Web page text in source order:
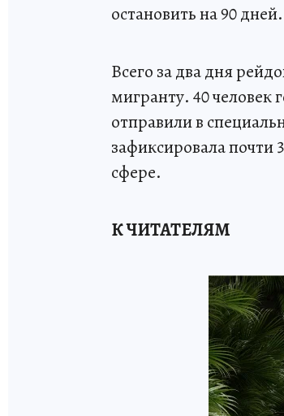
остановить на 90 дней.
Всего за два дня
мигранту. 40 человек
отправили в
зафиксировала
сфере.
К ЧИТАТЕЛЯМ